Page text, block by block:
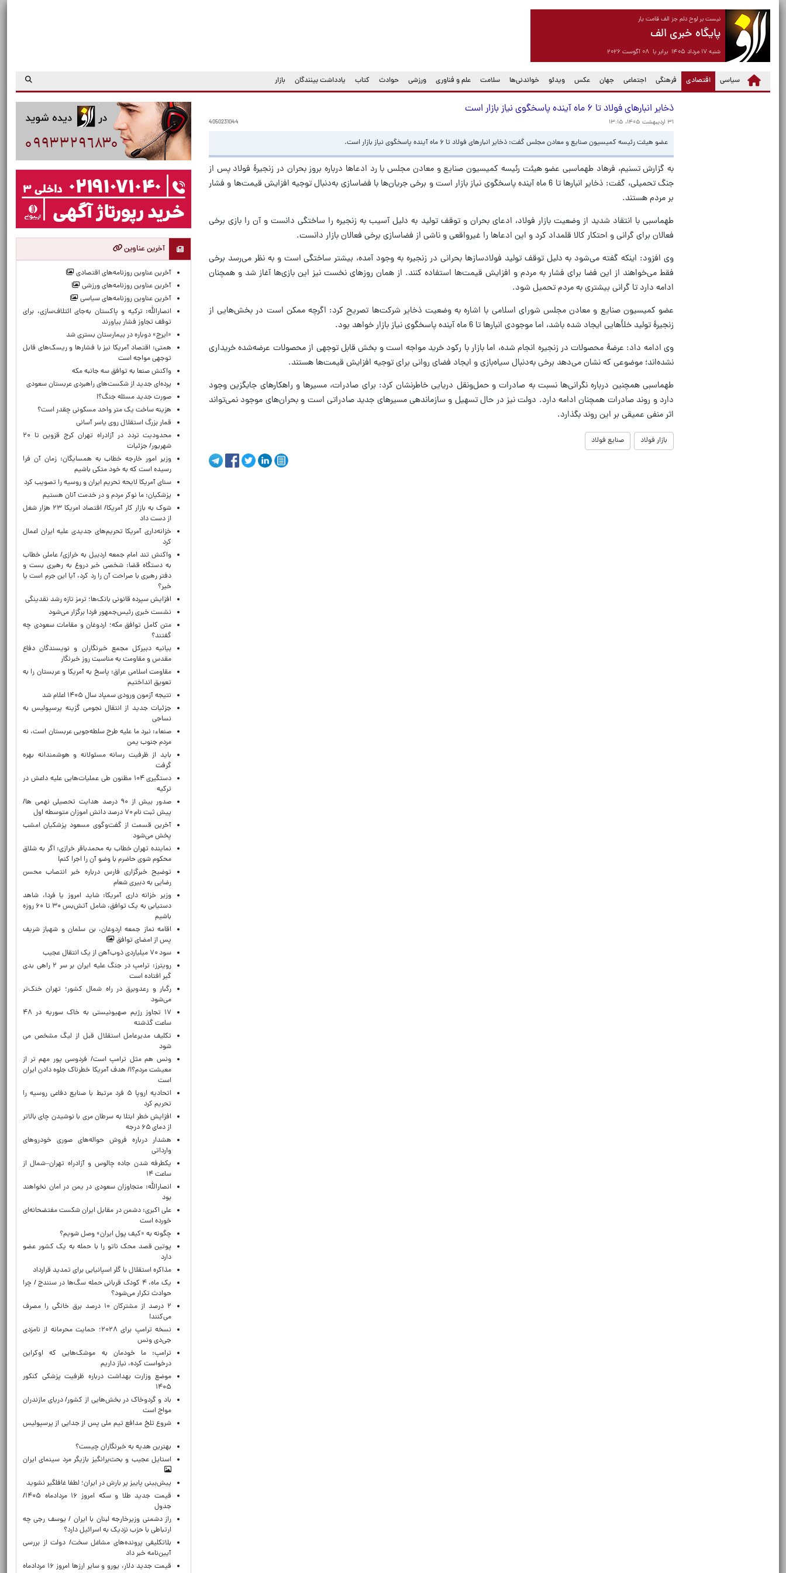
نیست بر لوح دلم جز الف قامت یار
پایگاه خبری الف
شنبه ۱۷ مرداد ۱۴۰۵ برابر با ۰۸ آگوست ۲۰۲۶
سیاسی اقتصادی
(current) فرهنگی اجتماعی جهان عکس ویدئو خواندنی‌ها سلامت علم و فناوری ورزشی حوادث کتاب یادداشت بینندگان بازار
ذخایر انبار‌های فولاد تا ۶ ماه آینده پاسخگوی نیاز بازار است
۳۱ اردیبهشت ۱۴۰۵، ۱۳:۱۵ 4050231044
عضو هیئت رئیسه کمیسیون صنایع و معادن مجلس گفت: ذخایر انبار‌های فولاد تا ۶ ماه آینده پاسخگوی نیاز بازار است.
به گزارش تسنیم، فرهاد طهماسبی عضو هیئت رئیسه کمیسیون صنایع و معادن مجلس با رد ادعا‌ها درباره بروز بحران در زنجیرۀ فولاد پس از
جنگ تحمیلی، گفت: ذخایر انبار‌ها تا 6 ماه آینده پاسخگوی نیاز بازار است و برخی جریان‌ها با فضاسازی به‌دنبال توجیه افزایش قیمت‌ها و فشار
بر مردم هستند.
طهماسبی با انتقاد شدید از وضعیت بازار فولاد، ادعای بحران و توقف تولید به دلیل آسیب به زنجیره را ساختگی دانست و آن را بازی برخی
فعالان برای گرانی و احتکار کالا قلمداد کرد و این ادعا‌ها را غیرواقعی و ناشی از فضاسازی برخی فعالان بازار دانست.
وی افزود: اینکه گفته می‌شود به دلیل توقف تولید فولادساز‌ها بحرانی در زنجیره به وجود آمده، بیشتر ساختگی است و به نظر می‌رسد برخی
فقط می‌خواهند از این فضا برای فشار به مردم و افزایش قیمت‌ها استفاده کنند. از همان روز‌های نخست نیز این بازی‌ها آغاز شد و همچنان
ادامه دارد تا گرانی بیشتری به مردم تحمیل شود.
عضو کمیسیون صنایع و معادن مجلس شورای اسلامی با اشاره به وضعیت ذخایر شرکت‌ها تصریح کرد: اگرچه ممکن است در بخش‌هایی از
زنجیرۀ تولید خلأ‌هایی ایجاد شده باشد، اما موجودی انبار‌ها تا 6 ماه آینده پاسخگوی نیاز بازار خواهد بود.
وی ادامه داد: عرضۀ محصولات در زنجیره انجام شده، اما بازار با رکود خرید مواجه است و بخش قابل توجهی از محصولات عرضه‌شده خریداری
نشده‌اند؛ موضوعی که نشان می‌دهد برخی به‌دنبال سیاه‌بازی و ایجاد فضای روانی برای توجیه افزایش قیمت‌ها هستند.
طهماسبی همچنین درباره نگرانی‌ها نسبت به صادرات و حمل‌ونقل دریایی خاطرنشان کرد: برای صادرات، مسیر‌ها و راهکار‌های جایگزین وجود
دارد و روند صادرات همچنان ادامه دارد. دولت نیز در حال تسهیل و سازماندهی مسیر‌های جدید صادراتی است و بحران‌های موجود نمی‌تواند
اثر منفی عمیقی بر این روند بگذارد.
بازار فولاد صنایع فولاد
آخرین عناوین
آخرین عناوین روزنامه‌های اقتصادی
آخرین عناوین روزنامه‌های ورزشی
آخرین عناوین روزنامه‌های سیاسی
انصارالله: ترکیه و پاکستان به‌جای ائتلاف‌سازی، برای
توقف تجاوز فشار بیاورند
«ایرج» دوباره در بیمارستان بستری شد
همتی: اقتصاد آمریکا نیز با فشارها و ریسک‌های قابل
توجهی مواجه است
واکنش صنعا به توافق سه جانبه مکه
پرده‌ای جدید از شکست‌های راهبردی عربستان سعودی
صورت جدید مسئله جنگ؟!
هزینه ساخت یک متر واحد مسکونی چقدر است؟
قمار بزرگ استقلال روی یاسر آسانی
محدودیت تردد در آزادراه تهران کرج قزوین تا ۲۰
شهریور/ جزئیات
وزیر امور خارجه خطاب به همسایگان: زمان آن فرا
رسیده است که به خود متکی باشیم
سنای آمریکا لایحه تحریم ایران و روسیه را تصویب کرد
پزشکیان: ما نوکر مردم و در خدمت آنان هستیم
شوک به بازار کار آمریکا/ اقتصاد امریکا ۲۳ هزار شغل
از دست داد
خزانه‌داری آمریکا تحریم‌های جدیدی علیه ایران اعمال
کرد
واکنش تند امام جمعه اردبیل به خرازی/ عاملی خطاب
به دستگاه قضا: شخصی خبر دروغ به رهبری بست و
دفتر رهبری با صراحت آن را رد کرد، آیا این جرم است یا
خیر؟
افزایش سپرده قانونی بانک‌ها؛ ترمز تازه رشد نقدینگی
نشست خبری رئیس‌جمهور فردا برگزار می‌شود
متن کامل توافق مکه؛ اردوغان و مقامات سعودی چه
گفتند؟
بیانیه دبیرکل مجمع خبرنگاران و نویسندگان دفاع
مقدس و مقاومت به مناسبت روز خبرنگار
مقاومت اسلامی عراق: پاسخ به آمریکا و عربستان را به
تعویق انداختیم
نتیجه آزمون ورودی سمپاد سال ۱۴۰۵ اعلام شد
جزئیات جدید از انتقال نجومی گزینه پرسپولیس به
نساجی
صنعاء: نبرد ما علیه طرح سلطه‌جویی عربستان است، نه
مردم جنوب یمن
باید از ظرفیت رسانه مسئولانه و هوشمندانه بهره
گرفت
دستگیری ۱۰۴ مظنون طی عملیات‌هایی علیه داعش در
ترکیه
صدور بیش از ۹۰ درصد هدایت تحصیلی نهمی ها/
پیش ثبت نام ۷۰ درصد دانش اموزان متوسطه اول
آخرین قسمت از گفت‌وگوی مسعود پزشکیان امشب
پخش می‌شود
نماینده تهران خطاب به محمدباقر خرازی: اگر به شلاق
محکوم شوی حاضرم با وضو آن را اجرا کنم!
توضیح خبرگزاری فارس درباره خبر انتصاب محسن
رضایی به دبیری شعام
وزیر خزانه داری آمریکا: شاید امروز یا فردا، شاهد
دستیابی به یک توافق، شامل آتش‌بس ۳۰ تا ۶۰ روزه
باشیم
اقامه نماز جمعه اردوغان، بن ‌سلمان و شهباز شریف
پس از امضای توافق
سود ۷۰ میلیاردی ذوب‌آهن از یک انتقال عجیب
رویترز: ترامپ در جنگ علیه ایران بر سر ۲ راهی بدی
گیر افتاده است
رگبار و رعدوبرق در راه شمال کشور؛ تهران خنک‌تر
می‌شود
۱۷ تجاوز رژیم صهیونیستی به خاک سوریه در ۴۸
ساعت گذشته
تکلیف مدیرعامل استقلال قبل از لیگ مشخص می
شود
ونس هم مثل ترامپ است/ فردوسی پور مهم تر از
معیشت مردم؟!/ هدف آمریکا خطرناک جلوه دادن ایران
است
اتحادیه اروپا ۵ فرد مرتبط با صنایع دفاعی روسیه را
تحریم کرد
افزایش خطر ابتلا به سرطان مری با نوشیدن چای بالاتر
از دمای ۶۵ درجه
هشدار درباره فروش حواله‌های صوری خودروهای
وارداتی
یکطرفه شدن جاده چالوس و آزادراه تهران–شمال از
ساعت ۱۴
انصارالله: متجاوزان سعودی در یمن در امان نخواهند
بود
علی اکبری: دشمن در مقابل ایران شکست مفتضحانه‌ای
خورده است
چگونه به «کیف پول ایران» وصل شویم؟
پوتین قصد محک ناتو را با حمله به یک کشور عضو
دارد
مذاکره استقلال با گلر اسپانیایی برای تمدید قرارداد
یک ماه، ۴ کودک قربانی حمله سگ‌ها در سنندج / چرا
حوادث تکرار می‌شود؟
۲ درصد از مشترکان ۱۰ درصد برق خانگی را مصرف
می‌کنند!
نسخه ترامپ برای ۲۰۲۸؛ حمایت محرمانه از نامزدی
جی‌دی ونس
ترامپ: ما خودمان به موشک‌هایی که اوکراین
درخواست کرده، نیاز داریم
موضع وزارت بهداشت درباره ظرفیت پزشکی کنکور
۱۴۰۵
باد و گردوخاک در بخش‌هایی از کشور/ دریای مازندران
مواج است
شروع تلخ مدافع تیم ملی پس از جدایی از پرسپولیس
بهترین هدیه به خبرنگاران چیست؟
استایل عجیب و بحث‌برانگیز بازیگر مرد سینمای ایران
پیش‌بینی پاییز پر بارش در ایران؛ لطفا غافلگیر نشوید
قیمت جدید طلا و سکه امروز ۱۶ مردادماه ۱۴۰۵/
جدول
راز دشمنی وزیرخارجه لبنان با ایران / یوسف رجی چه
ارتباطی با حزب نزدیک به اسرائیل دارد؟
بلاتکلیفی پرونده‌های مشاغل سخت/ دولت از بررسی
آیین‌نامه خبر داد
قیمت جدید دلار، یورو و سایر ارزها امروز ۱۶ مردادماه